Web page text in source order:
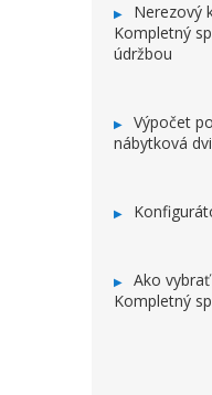
Nerezový
Kompletný
údržbou
Výpočet
nábytková
Ako
Kompletný